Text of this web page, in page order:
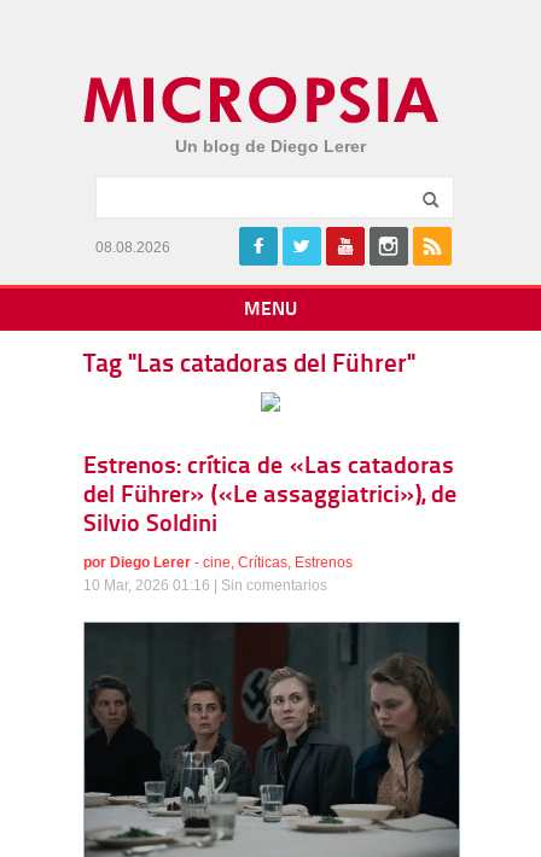
Un blog de Diego Lerer
08.08.2026
MENU
Tag "Las catadoras del Führer"
Estrenos: crítica de «Las catadoras
del Führer» («Le assaggiatrici»), de
Silvio Soldini
por Diego Lerer - cine, Críticas, Estrenos
10 Mar, 2026 01:16 | Sin comentarios